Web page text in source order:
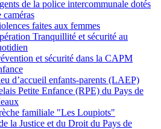
de la police intercommunale dotés
caméras
faites aux femmes
Tranquillité et sécurité au
et sécurité dans la CAPM
d’accueil enfants-parents (LAEP)
Petite Enfance (RPE) du Pays de
familiale "Les Loupiots"
la Justice et du Droit du Pays de